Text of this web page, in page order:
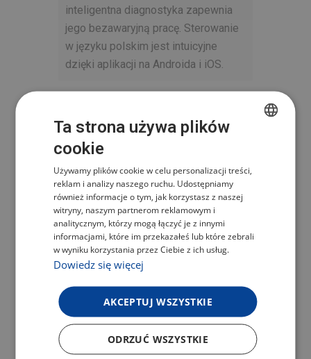
inteligentna diagnostyka zapewnia
jego bezawaryjną pracę. Sterowanie
w języku polskim jest intuicyjne
dzięki aplikacji na Androida i iOS.
OCHRONA PRZED
ALERGENAMI
Zapewnij sobie i swoim bliskim
zdrowsze środowisko domowe
dzięki skutecznemu filtrowi HEPA
H13. Skutecznie wychwytuje do
99,95% mikroskopijnych cząstek, w
dzięki czemu jest idealnym
pomocnikiem dla alergików.
Dodatkowo filtr jest łatwy w
utrzymaniu – wystarczy umyć go
POLISH
ENGLISH
Ta strona używa plików
cookie
Używamy plików cookie w celu personalizacji treści,
reklam i analizy naszego ruchu. Udostępniamy
również informacje o tym, jak korzystasz z naszej
witryny, naszym partnerom reklamowym i
analitycznym, którzy mogą łączyć je z innymi
informacjami, które im przekazałeś lub które zebrali
w wyniku korzystania przez Ciebie z ich usług.
Dowiedz się więcej
AKCEPTUJ WSZYSTKIE
ODRZUĆ WSZYSTKIE